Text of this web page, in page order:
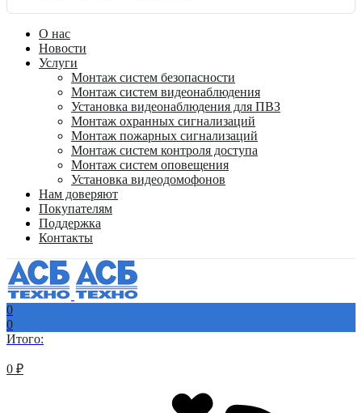
О нас
Новости
Услуги
Монтаж систем безопасности
Монтаж систем видеонаблюдения
Установка видеонаблюдения для ПВЗ
Монтаж охранных сигнализаций
Монтаж пожарных сигнализаций
Монтаж систем контроля доступа
Монтаж систем оповещения
Установка видеодомофонов
Нам доверяют
Покупателям
Поддержка
Контакты
0
0
Итого:
0 ₽